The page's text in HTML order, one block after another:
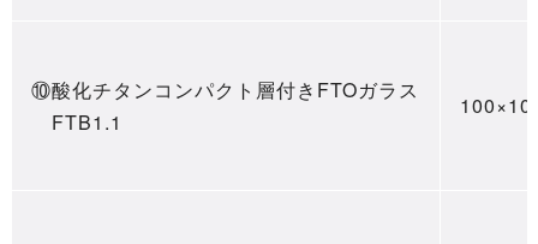
⑩酸化チタンコンパクト層付きFTOガラス
FTB1.1